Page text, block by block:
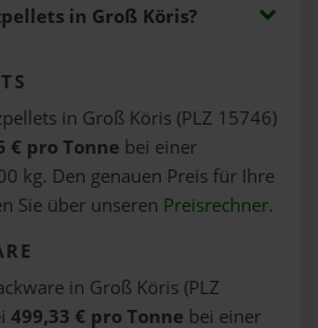
in Groß Köris?
in Groß Köris (PLZ 15746)
€ pro Tonne bei einer
kg. Den genauen Preis für Ihre
Sie über unseren Preisrechner.
in Groß Köris (PLZ
499,33 € pro Tonne bei einer